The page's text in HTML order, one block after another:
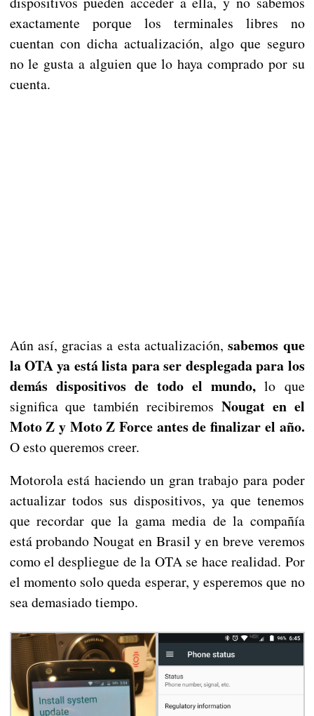
exactamente porque los terminales libres no
cuentan con dicha actualización, algo que seguro
no le gusta a alguien que lo haya comprado por su
cuenta.
Aún así, gracias a esta actualización, sabemos que
la OTA ya está lista para ser desplegada para los
demás dispositivos de todo el mundo, lo que
significa que también recibiremos Nougat en el
Moto Z y Moto Z Force antes de finalizar el año.
O esto queremos creer.
Motorola está haciendo un gran trabajo para poder
actualizar todos sus dispositivos, ya que tenemos
que recordar que la gama media de la compañía
está probando Nougat en Brasil y en breve veremos
como el despliegue de la OTA se hace realidad. Por
el momento solo queda esperar, y esperemos que no
sea demasiado tiempo.